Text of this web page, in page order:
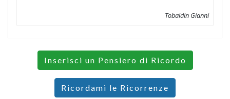
Tobaldin Gianni
Inserisci un Pensiero di Ricordo
Ricordami le Ricorrenze